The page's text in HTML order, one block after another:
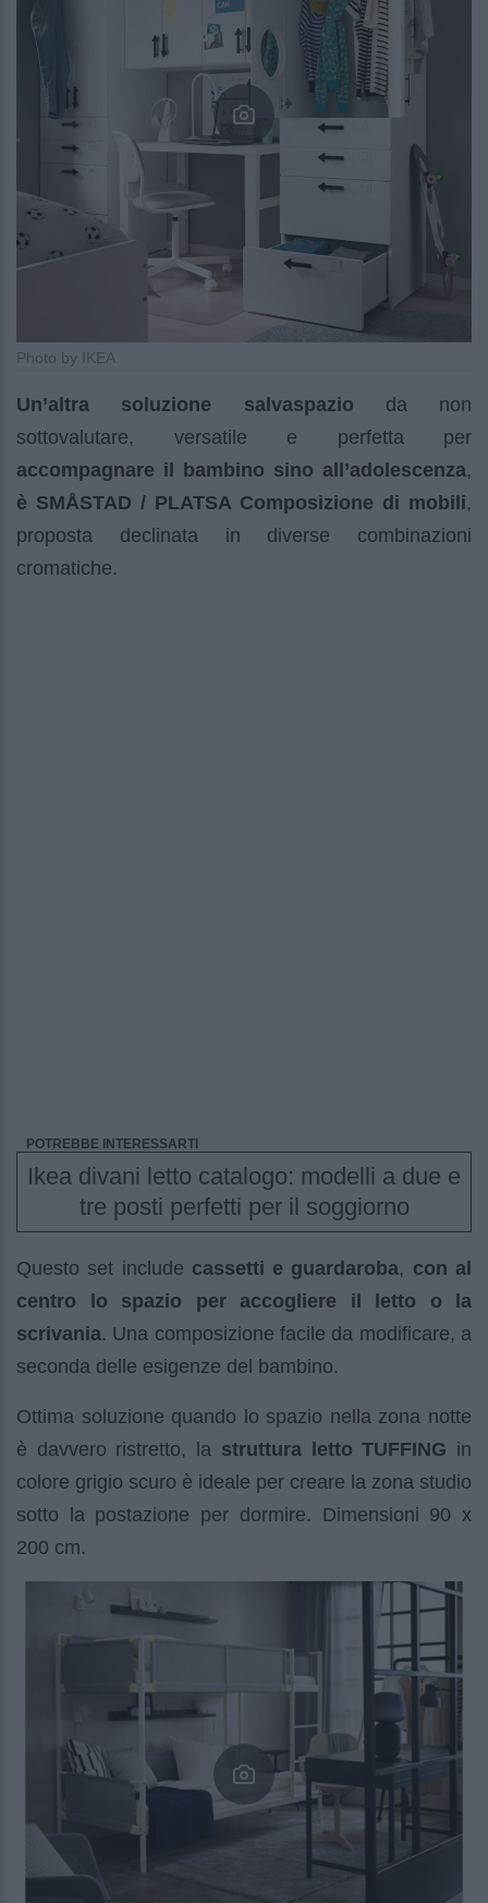
Photo by IKEA
Un’altra soluzione salvaspazio da non
sottovalutare, versatile e perfetta per
accompagnare il bambino sino all’adolescenza,
è SMÅSTAD / PLATSA Composizione di mobili,
proposta declinata in diverse combinazioni
cromatiche.
POTREBBE INTERESSARTI
Ikea divani letto catalogo: modelli a due e
tre posti perfetti per il soggiorno
Questo set include cassetti e guardaroba, con al
centro lo spazio per accogliere il letto o la
scrivania. Una composizione facile da modificare, a
seconda delle esigenze del bambino.
Ottima soluzione quando lo spazio nella zona notte
è davvero ristretto, la struttura letto TUFFING in
colore grigio scuro è ideale per creare la zona studio
sotto la postazione per dormire. Dimensioni 90 x
200 cm.